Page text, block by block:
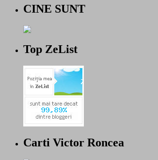
CINE SUNT
Top ZeList
Carti Victor Roncea